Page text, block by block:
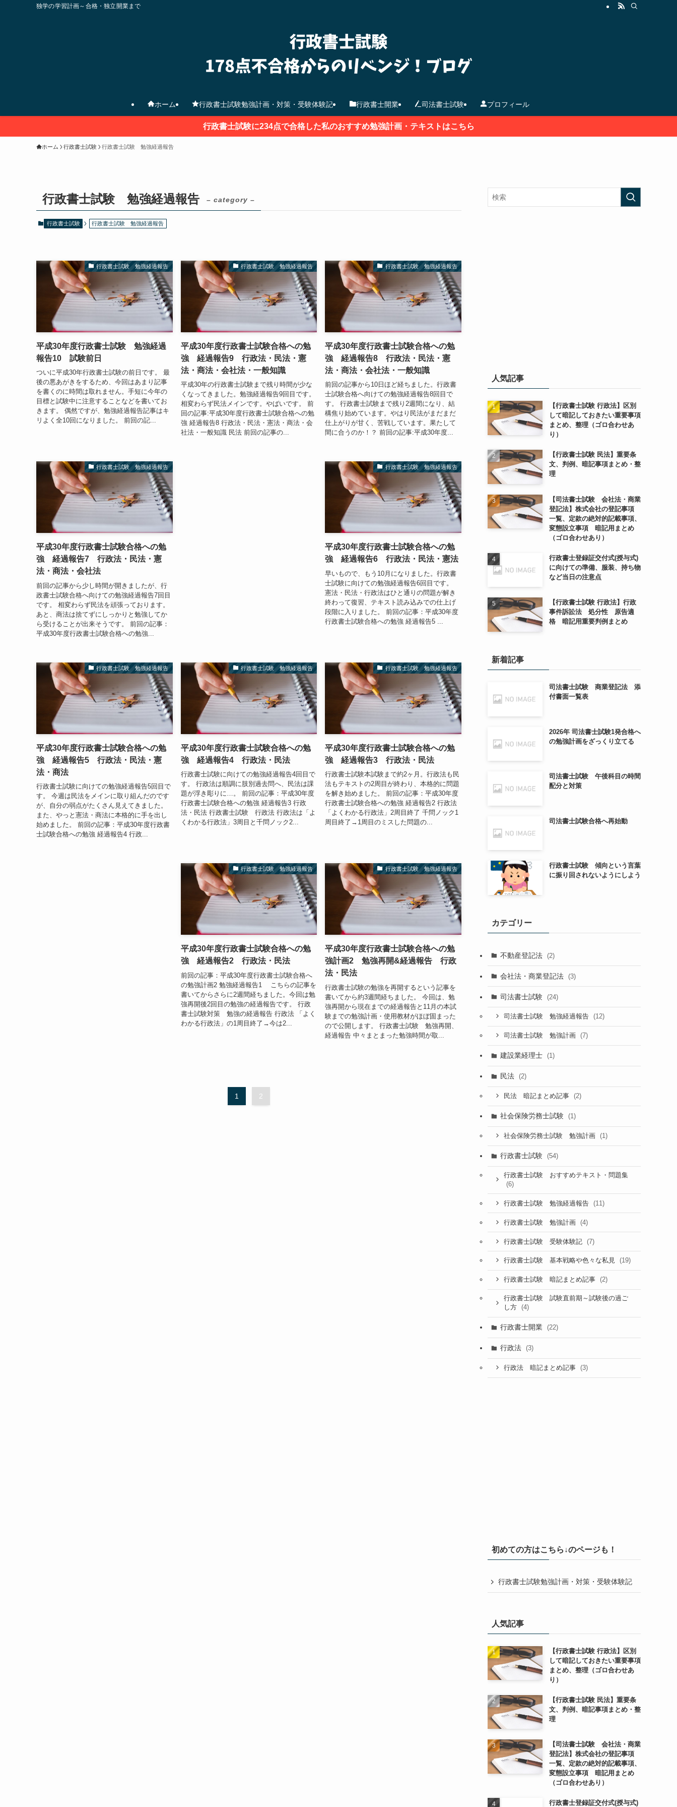
独学の学習計画～合格・独立開業まで
ホーム 行政書士試験勉強計画・対策・受験体験記 行政書士開業 司法書士試験 プロフィール
行政書士試験に234点で合格した私のおすすめ勉強計画・テキストはこちら
ホーム 行政書士試験 行政書士試験 勉強経過報告
行政書士試験 勉強経過報告 – category –
行政書士試験 行政書士試験 勉強経過報告
行政書士試験 勉強経過報告
平成30年度行政書士試験 勉強経過
報告10 試験前日
ついに平成30年行政書士試験の前日です。 最
後の悪あがきをするため、今回はあまり記事
を書くのに時間は取れません。手短に今年の
目標と試験中に注意することなどを書いてお
きます。 偶然ですが、勉強経過報告記事はキ
リよく全10回になりました。 前回の記...
行政書士試験 勉強経過報告
平成30年度行政書士試験合格への勉
強 経過報告9 行政法・民法・憲
法・商法・会社法・一般知識
平成30年の行政書士試験まで残り時間が少な
くなってきました。勉強経過報告9回目です。
相変わらず民法メインです。やばいです。 前
回の記事:平成30年度行政書士試験合格への勉
強 経過報告8 行政法・民法・憲法・商法・会
社法・一般知識 民法 前回の記事の...
行政書士試験 勉強経過報告
平成30年度行政書士試験合格への勉
強 経過報告8 行政法・民法・憲
法・商法・会社法・一般知識
前回の記事から10日ほど経ちました。行政書
士試験合格へ向けての勉強経過報告8回目で
す。 行政書士試験まで残り2週間になり、結
構焦り始めています。やはり民法がまだまだ
仕上がりが甘く、苦戦しています。果たして
間に合うのか！？ 前回の記事:平成30年度...
行政書士試験 勉強経過報告
平成30年度行政書士試験合格への勉
強 経過報告7 行政法・民法・憲
法・商法・会社法
前回の記事から少し時間が開きましたが、行
政書士試験合格へ向けての勉強経過報告7回目
です。 相変わらず民法を頑張っております。
あと、商法は捨てずにしっかりと勉強してか
ら受けることが出来そうです。 前回の記事：
平成30年度行政書士試験合格への勉強...
行政書士試験 勉強経過報告
平成30年度行政書士試験合格への勉
強 経過報告6 行政法・民法・憲法
早いもので、もう10月になりました。行政書
士試験に向けての勉強経過報告6回目です。
憲法・民法・行政法はひと通りの問題が解き
終わって復習、テキスト読み込みでの仕上げ
段階に入りました。 前回の記事：平成30年度
行政書士試験合格への勉強 経過報告5 ...
行政書士試験 勉強経過報告
平成30年度行政書士試験合格への勉
強 経過報告5 行政法・民法・憲
法・商法
行政書士試験に向けての勉強経過報告5回目で
す。 今週は民法をメインに取り組んだのです
が、自分の弱点がたくさん見えてきました。
また、やっと憲法・商法に本格的に手を出し
始めました。 前回の記事：平成30年度行政書
士試験合格への勉強 経過報告4 行政...
行政書士試験 勉強経過報告
平成30年度行政書士試験合格への勉
強 経過報告4 行政法・民法
行政書士試験に向けての勉強経過報告4回目で
す。 行政法は順調に肢別過去問へ、民法は課
題が浮き彫りに…。 前回の記事：平成30年度
行政書士試験合格への勉強 経過報告3 行政
法・民法 行政書士試験 行政法 行政法は「よ
くわかる行政法」3周目と千問ノック2...
行政書士試験 勉強経過報告
平成30年度行政書士試験合格への勉
強 経過報告3 行政法・民法
行政書士試験本試験まで約2ヶ月。行政法も民
法もテキストの2周目が終わり、本格的に問題
を解き始めました。 前回の記事：平成30年度
行政書士試験合格への勉強 経過報告2 行政法
「よくわかる行政法」2周目終了 千問ノック1
周目終了→1周目のミスした問題の...
行政書士試験 勉強経過報告
平成30年度行政書士試験合格への勉
強 経過報告2 行政法・民法
前回の記事：平成30年度行政書士試験合格へ
の勉強計画2 勉強経過報告1 こちらの記事を
書いてからさらに2週間経ちました。今回は勉
強再開後2回目の勉強の経過報告です。 行政
書士試験対策 勉強の経過報告 行政法 「よく
わかる行政法」の1周目終了→今は2...
行政書士試験 勉強経過報告
平成30年度行政書士試験合格への勉
強計画2 勉強再開&経過報告 行政
法・民法
行政書士試験の勉強を再開するという記事を
書いてから約3週間経ちました。 今回は、勉
強再開から現在までの経過報告と11月の本試
験までの勉強計画・使用教材がほぼ固まった
ので公開します。 行政書士試験 勉強再開、
経過報告 中々まとまった勉強時間が取...
1 2
人気記事
【行政書士試験 行政法】区別
して暗記しておきたい重要事項
まとめ、整理（ゴロ合わせあ
り）
【行政書士試験 民法】重要条
文、判例、暗記事項まとめ・整
理
【司法書士試験 会社法・商業
登記法】株式会社の登記事項
一覧、定款の絶対的記載事項、
変態設立事項 暗記用まとめ
（ゴロ合わせあり）
行政書士登録証交付式(授与式)
に向けての準備、服装、持ち物
など当日の注意点
【行政書士試験 行政法】行政
事件訴訟法 処分性 原告適
格 暗記用重要判例まとめ
新着記事
司法書士試験 商業登記法 添
付書面一覧表
2026年 司法書士試験1発合格へ
の勉強計画をざっくり立てる
司法書士試験 午後科目の時間
配分と対策
司法書士試験合格へ再始動
行政書士試験 傾向という言葉
に振り回されないようにしよう
カテゴリー
不動産登記法 (2)
会社法・商業登記法 (3)
司法書士試験 (24)
司法書士試験 勉強経過報告 (12)
司法書士試験 勉強計画 (7)
建設業経理士 (1)
民法 (2)
民法 暗記まとめ記事 (2)
社会保険労務士試験 (1)
社会保険労務士試験 勉強計画 (1)
行政書士試験 (54)
行政書士試験 おすすめテキスト・問題集
(6)
行政書士試験 勉強経過報告 (11)
行政書士試験 勉強計画 (4)
行政書士試験 受験体験記 (7)
行政書士試験 基本戦略や色々な私見 (19)
行政書士試験 暗記まとめ記事 (2)
行政書士試験 試験直前期～試験後の過ご
し方
(4)
行政書士開業 (22)
行政法 (3)
行政法 暗記まとめ記事 (3)
初めての方はこちら↓のページも！
行政書士試験勉強計画・対策・受験体験記
人気記事
【行政書士試験 行政法】区別
して暗記しておきたい重要事項
まとめ、整理（ゴロ合わせあ
り）
【行政書士試験 民法】重要条
文、判例、暗記事項まとめ・整
理
【司法書士試験 会社法・商業
登記法】株式会社の登記事項
一覧、定款の絶対的記載事項、
変態設立事項 暗記用まとめ
（ゴロ合わせあり）
行政書士登録証交付式(授与式)